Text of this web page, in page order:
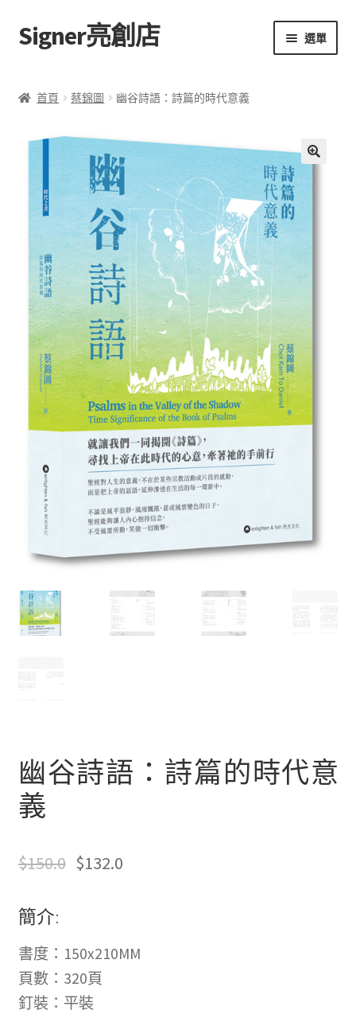
跳
至
覽
跳
至
要
Signer亮創店 選單
學校選書（小學）
學校選書（中學）
「此時此地 看見亮光」2025特展
網上書店
無紙書
文創
聯絡我們+郵費
海外訂購書籍
首頁 蔡錦圖 幽谷詩語：詩篇的時代意義
幽谷詩語：詩篇的時代意
義
$150.0 $132.0
簡介:
書度：150x210MM
頁數：320頁
釘裝：平裝